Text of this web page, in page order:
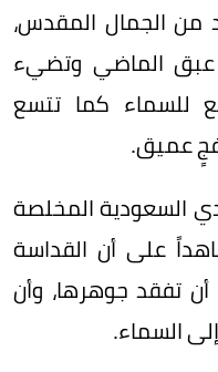
من الجمال المقدس،
الماضي وتضيء
للسماء كما تتسع
عميق.
السعودية المخلصة
على أن القداسة
تفقد جوهرها، وأن
السماء.